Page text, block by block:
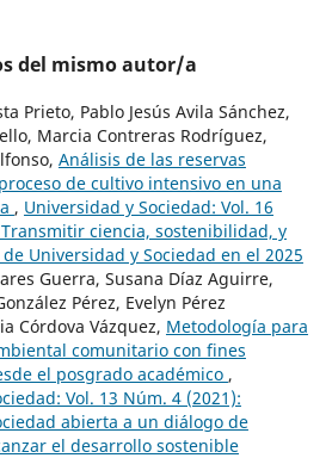
del mismo autor/a
Prieto, Pablo Jesús Avila Sánchez,
Marcia Contreras Rodríguez,
Análisis de las reservas
de cultivo intensivo en una
, Universidad y Sociedad: Vol. 16
Transmitir ciencia, sostenibilidad, y
Universidad y Sociedad en el 2025
Guerra, Susana Díaz Aguirre,
Pérez, Evelyn Pérez
Córdova Vázquez, Metodología para
comunitario con fines
el posgrado académico ,
Vol. 13 Núm. 4 (2021):
abierta a un diálogo de
el desarrollo sostenible